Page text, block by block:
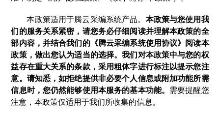
本政策适用于腾云采编系统产品。 本政策与您使用我
们的服务关系紧密，请您务必仔细阅读并理解本政策的全
部内容，并结合我们的《腾云采编系统使用协议》阅读本
政策，做出您认为适当的选择。我们对本政策中与您的权
益存在重大关系的条款，采用粗体字进行标注以提示您注
意。请知悉，如拒绝提供非必要个人信息或附加功能所需
信息时，您仍然能够使用本服务的基本功能。 需要提醒您
注意，本政策仅适用于我们所收集的信息。